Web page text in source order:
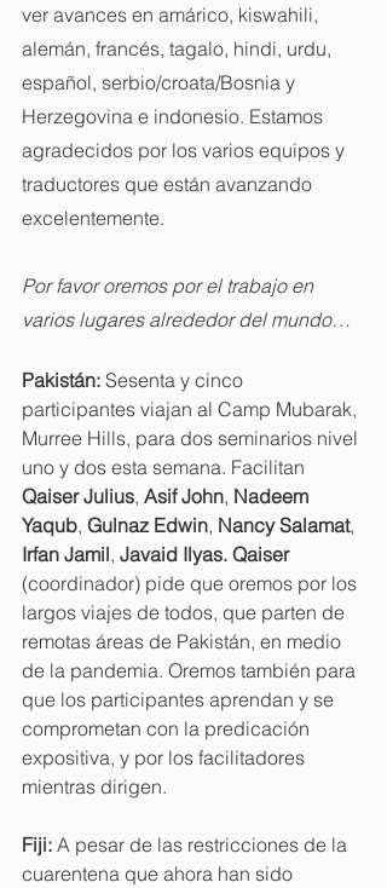
ver avances en amárico, kiswahili,
alemán, francés, tagalo, hindi, urdu,
español, serbio/croata/Bosnia y
Herzegovina e indonesio. Estamos
agradecidos por los varios equipos y
traductores que están avanzando
excelentemente.
Por favor oremos por el trabajo en
varios lugares alrededor del mundo…
Pakistán: Sesenta y cinco
participantes viajan al Camp Mubarak,
Murree Hills, para dos seminarios nivel
uno y dos esta semana. Facilitan
Qaiser Julius, Asif John, Nadeem
Yaqub, Gulnaz Edwin, Nancy Salamat,
Irfan Jamil, Javaid Ilyas. Qaiser
(coordinador) pide que oremos por los
largos viajes de todos, que parten de
remotas áreas de Pakistán, en medio
de la pandemia. Oremos también para
que los participantes aprendan y se
comprometan con la predicación
expositiva, y por los facilitadores
mientras dirigen.
Fiji: A pesar de las restricciones de la
cuarentena que ahora han sido